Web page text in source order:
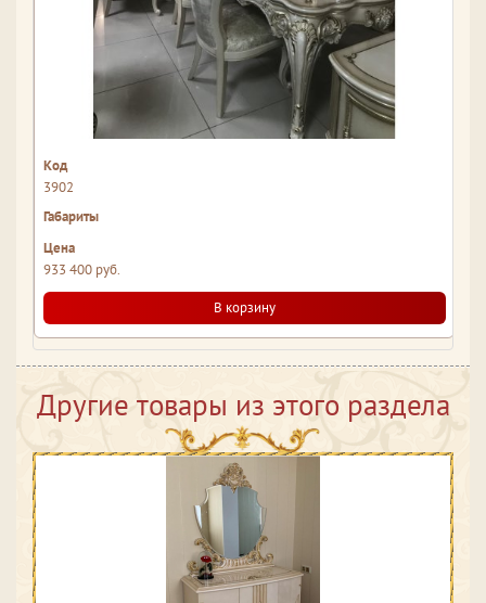
3902
933 400 руб.
В корзину
Другие товары из этого раздела